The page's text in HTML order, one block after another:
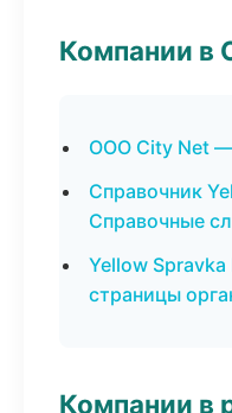
Компании в
ООО City Net —
Справочник
Справочные
Yellow
страницы
Компании в